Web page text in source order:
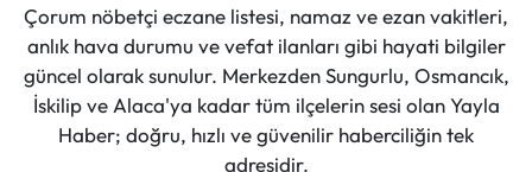
Çorum nöbetçi eczane listesi, namaz ve ezan vakitleri,
anlık hava durumu ve vefat ilanları gibi hayati bilgiler
güncel olarak sunulur. Merkezden Sungurlu, Osmancık,
İskilip ve Alaca'ya kadar tüm ilçelerin sesi olan Yayla
Haber; doğru, hızlı ve güvenilir haberciliğin tek
adresidir.